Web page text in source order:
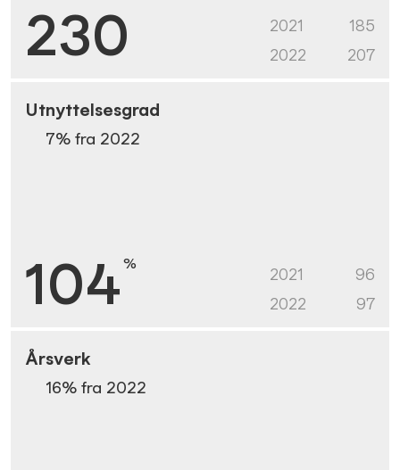
230 2021
185
2022
207
Utnyttelsesgrad
7% fra 2022
104 %
2021
96
2022
97
Årsverk
16% fra 2022